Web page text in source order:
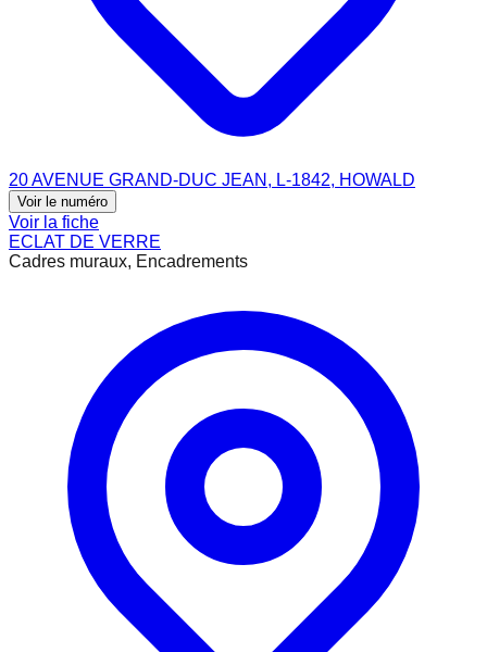
20 AVENUE GRAND-DUC JEAN, L-1842, HOWALD
Voir le numéro
Voir la fiche
ECLAT DE VERRE
Cadres muraux, Encadrements